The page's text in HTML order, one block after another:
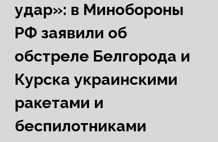
удар»: в Минобороны
РФ заявили об
обстреле Белгорода и
Курска украинскими
ракетами и
беспилотниками